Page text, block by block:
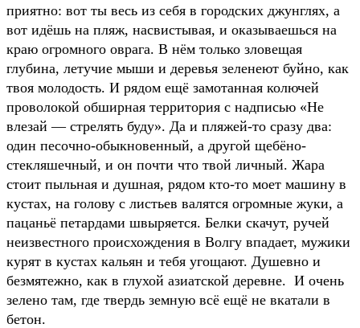
приятно: вот ты весь из себя в городских джунглях, а
вот идёшь на пляж, насвистывая, и оказываешься на
краю огромного оврага. В нём только зловещая
глубина, летучие мыши и деревья зеленеют буйно, как
твоя молодость. И рядом ещё замотанная колючей
проволокой обширная территория с надписью «Не
влезай — стрелять буду». Да и пляжей-то сразу два:
один песочно-обыкновенный, а другой щебёно-
стекляшечный, и он почти что твой личный. Жара
стоит пыльная и душная, рядом кто-то моет машину в
кустах, на голову с листьев валятся огромные жуки, а
пацаньё петардами швыряется. Белки скачут, ручей
неизвестного происхождения в Волгу впадает, мужики
курят в кустах кальян и тебя угощают. Душевно и
безмятежно, как в глухой азиатской деревне. И очень
зелено там, где твердь земную всё ещё не вкатали в
бетон.